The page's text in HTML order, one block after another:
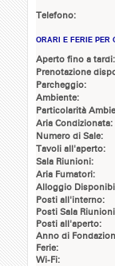
Telefono:
ORARI E FERIE PER
Aperto fino a tardi:
Prenotazione
Parcheggio:
Ambiente:
Particolarità
Aria Condizionata:
Numero di Sale:
Tavoli all'aperto:
Sala Riunioni:
Aria Fumatori:
Alloggio
Posti all'interno:
Posti Sala
Posti all'aperto:
Anno di
Ferie:
Wi-Fi: